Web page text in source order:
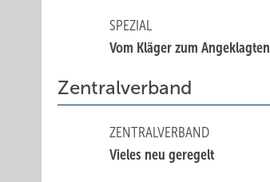
SPEZIAL
Vom Kläger zum Angeklagten
Zentralverband
ZENTRALVERBAND
Vieles neu geregelt